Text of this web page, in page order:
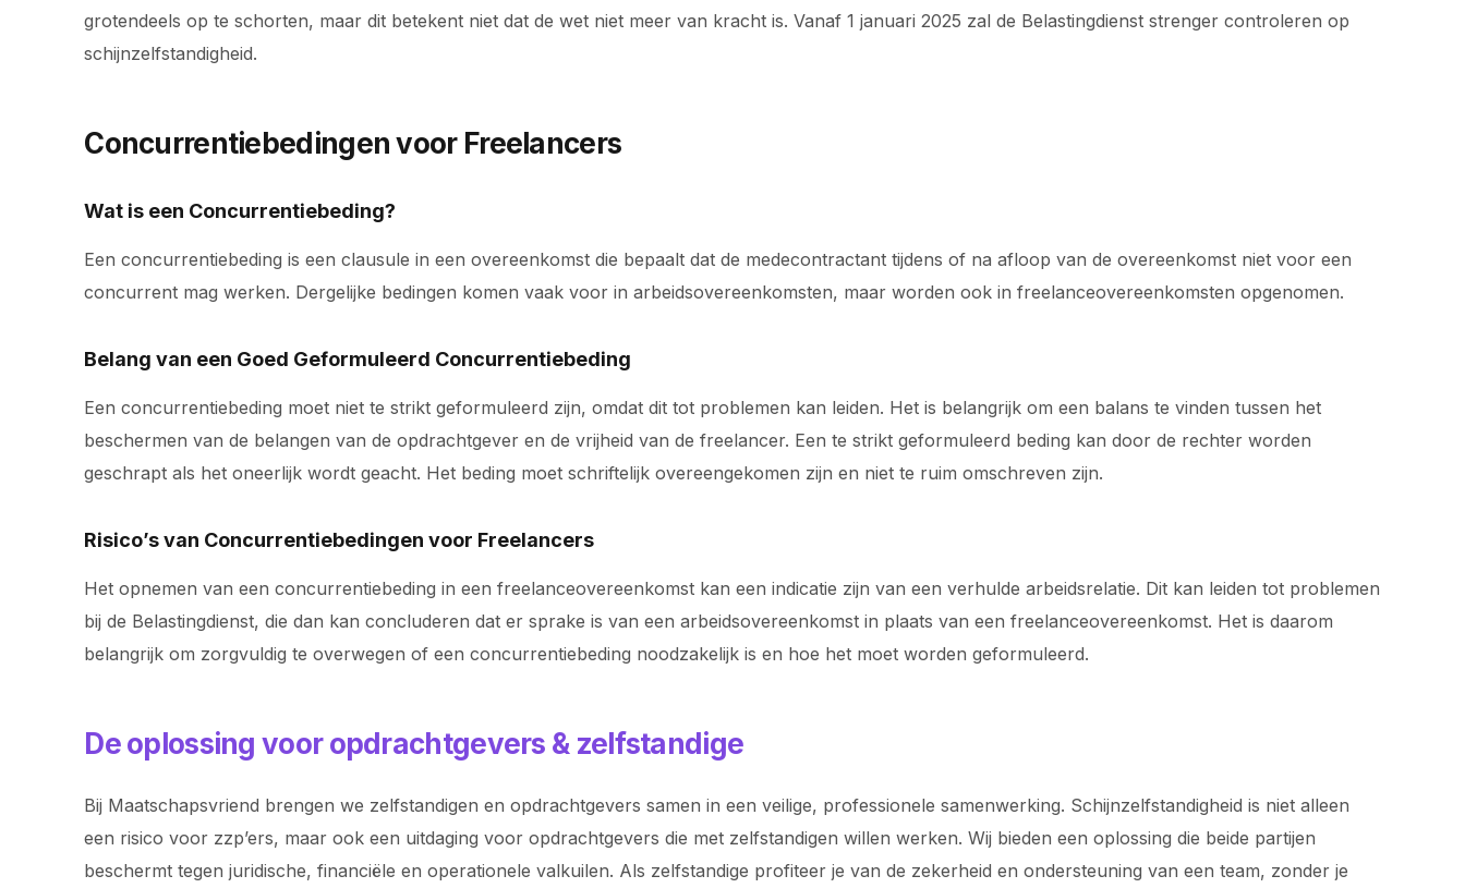
grotendeels op te schorten, maar dit betekent niet dat de wet niet meer van kracht is. Vanaf 1 januari 2025 zal de Belastingdienst strenger controleren op
schijnzelfstandigheid.
Concurrentiebedingen voor Freelancers
Wat is een Concurrentiebeding?
Een concurrentiebeding is een clausule in een overeenkomst die bepaalt dat de medecontractant tijdens of na afloop van de overeenkomst niet voor een
concurrent mag werken. Dergelijke bedingen komen vaak voor in arbeidsovereenkomsten, maar worden ook in freelanceovereenkomsten opgenomen.
Belang van een Goed Geformuleerd Concurrentiebeding
Een concurrentiebeding moet niet te strikt geformuleerd zijn, omdat dit tot problemen kan leiden. Het is belangrijk om een balans te vinden tussen het
beschermen van de belangen van de opdrachtgever en de vrijheid van de freelancer. Een te strikt geformuleerd beding kan door de rechter worden
geschrapt als het oneerlijk wordt geacht. Het beding moet schriftelijk overeengekomen zijn en niet te ruim omschreven zijn.
Risico’s van Concurrentiebedingen voor Freelancers
Het opnemen van een concurrentiebeding in een freelanceovereenkomst kan een indicatie zijn van een verhulde arbeidsrelatie. Dit kan leiden tot problemen
bij de Belastingdienst, die dan kan concluderen dat er sprake is van een arbeidsovereenkomst in plaats van een freelanceovereenkomst. Het is daarom
belangrijk om zorgvuldig te overwegen of een concurrentiebeding noodzakelijk is en hoe het moet worden geformuleerd.
De oplossing voor opdrachtgevers & zelfstandige
Bij Maatschapsvriend brengen we zelfstandigen en opdrachtgevers samen in een veilige, professionele samenwerking. Schijnzelfstandigheid is niet alleen
een risico voor zzp’ers, maar ook een uitdaging voor opdrachtgevers die met zelfstandigen willen werken. Wij bieden een oplossing die beide partijen
beschermt tegen juridische, financiële en operationele valkuilen. Als zelfstandige profiteer je van de zekerheid en ondersteuning van een team, zonder je